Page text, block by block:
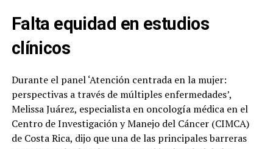
Falta equidad en estudios
clínicos
Durante el panel ‘Atención centrada en la mujer:
perspectivas a través de múltiples enfermedades’,
Melissa Juárez, especialista en oncología médica en el
Centro de Investigación y Manejo del Cáncer (CIMCA)
de Costa Rica, dijo que una de las principales barreras